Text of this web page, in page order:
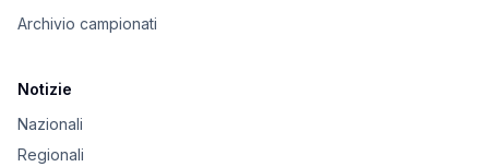
Archivio campionati
Notizie
Nazionali
Regionali